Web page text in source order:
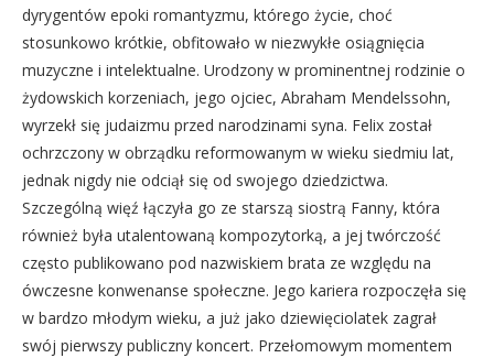
dyrygentów epoki romantyzmu, którego życie, choć
stosunkowo krótkie, obfitowało w niezwykłe osiągnięcia
muzyczne i intelektualne. Urodzony w prominentnej rodzinie o
żydowskich korzeniach, jego ojciec, Abraham Mendelssohn,
wyrzekł się judaizmu przed narodzinami syna. Felix został
ochrzczony w obrządku reformowanym w wieku siedmiu lat,
jednak nigdy nie odciął się od swojego dziedzictwa.
Szczególną więź łączyła go ze starszą siostrą Fanny, która
również była utalentowaną kompozytorką, a jej twórczość
często publikowano pod nazwiskiem brata ze względu na
ówczesne konwenanse społeczne. Jego kariera rozpoczęła się
w bardzo młodym wieku, a już jako dziewięciolatek zagrał
swój pierwszy publiczny koncert. Przełomowym momentem